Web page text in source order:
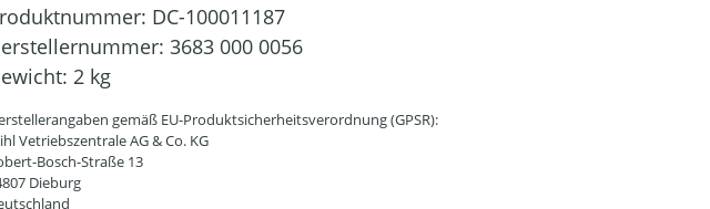
DC-100011187
3683 000 0056
2 kg
gemäß EU-Produktsicherheitsverordnung (GPSR):
Vetriebszentrale AG & Co. KG
Bosch-Straße 13
Dieburg